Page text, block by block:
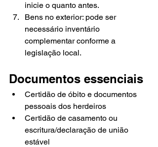
inicie o quanto antes.
Bens no exterior: pode ser
necessário inventário
complementar conforme a
legislação local.
Documentos essenciais
Certidão de óbito e documentos
pessoais dos herdeiros
Certidão de casamento ou
escritura/declaração de união
estável